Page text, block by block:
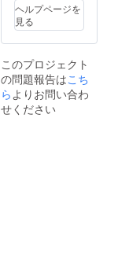
ヘルプページを
見る
このプロジェクト
の問題報告はこち
ら よりお問い合わ
せください